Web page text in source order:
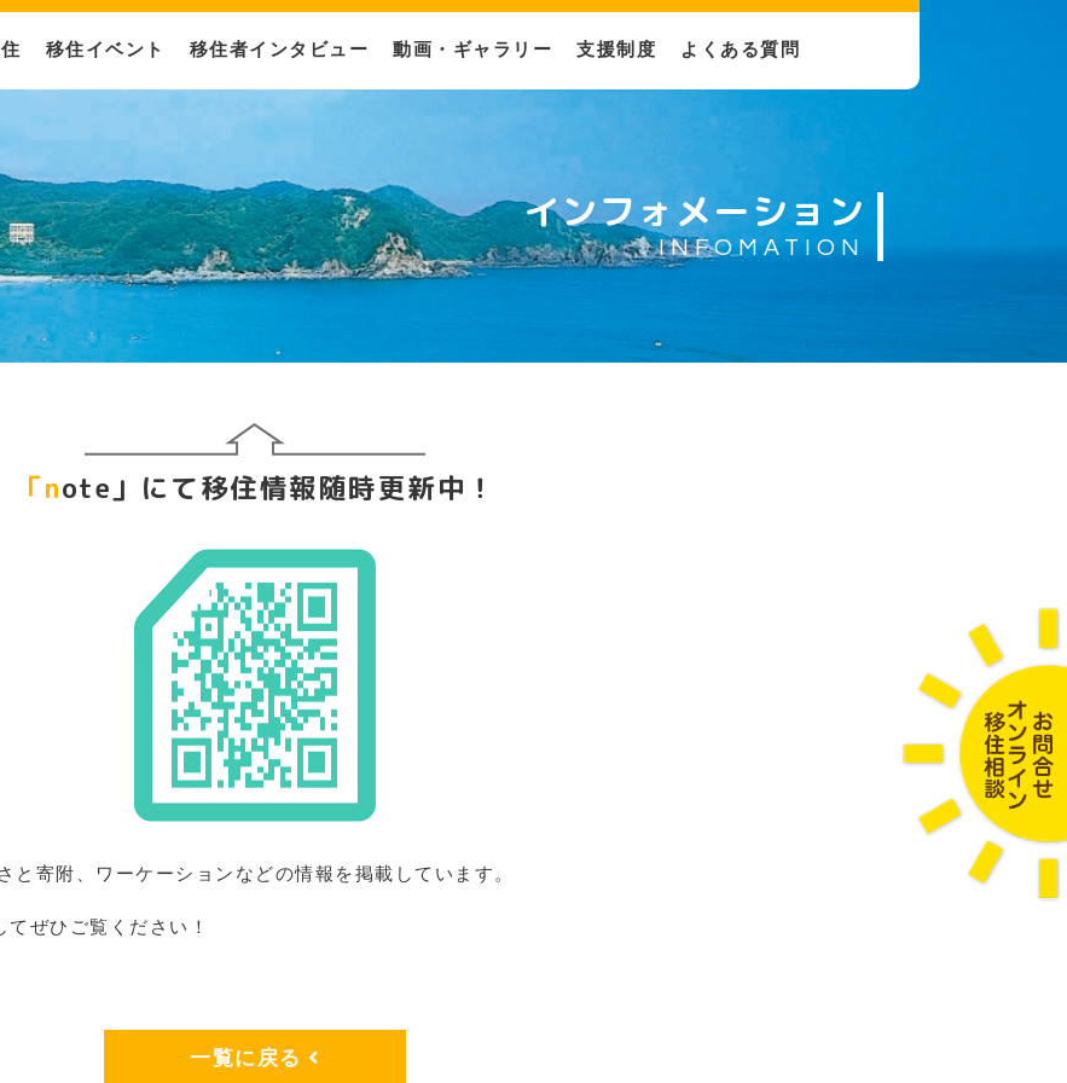
移住イベント 移住者インタビュー 動画・ギャラリー 支援制度 よくある質問
インフォメーション
INFOMATION
「note」にて移住情報随時更新中！
と寄附、ワーケーションなどの情報を掲載しています。
ぜひご覧ください！
一覧に戻る